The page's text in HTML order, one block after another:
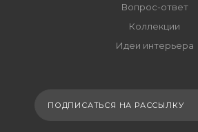
Вопрос-ответ
Коллекции
Идеи интерьера
ПОДПИСАТЬСЯ НА РАССЫЛКУ